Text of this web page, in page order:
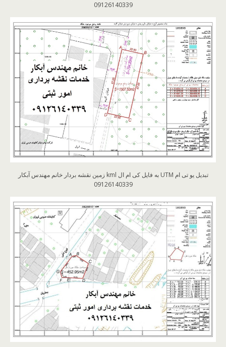
09126140339
تبدیل یو تی ام UTM به فایل کی ام ال kml زمین نقشه بردار خانم مهندس آبکار
09126140339